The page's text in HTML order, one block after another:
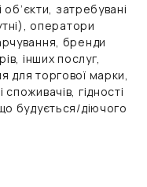
об’єкти, затребувані
оператори
бренди
інших послуг,
для торгової марки,
гідності
будується/діючого